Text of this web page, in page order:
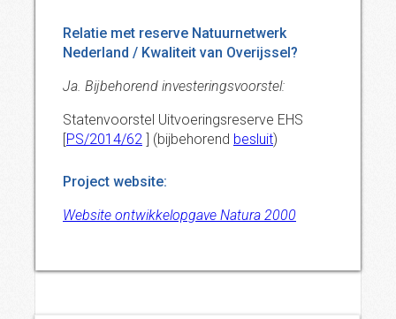
Relatie met reserve Natuurnetwerk
Nederland / Kwaliteit van Overijssel?
Ja. Bijbehorend investeringsvoorstel:
Statenvoorstel Uitvoeringsreserve EHS
[PS/2014/62 ] (bijbehorend besluit)
Project website:
Website ontwikkelopgave Natura 2000